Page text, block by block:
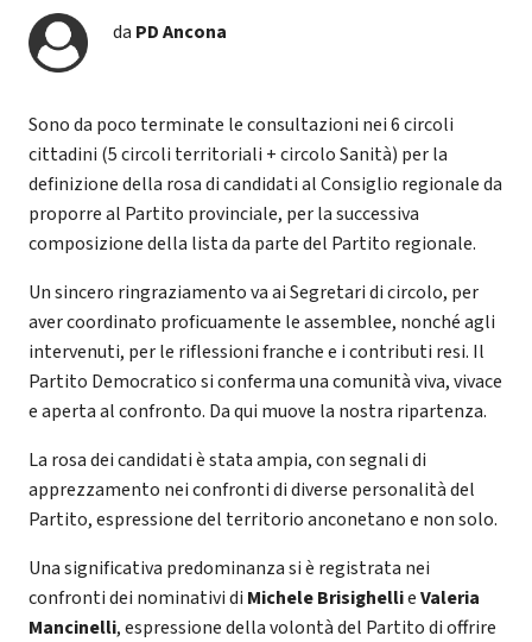
da PD Ancona
Sono da poco terminate le consultazioni nei 6 circoli
cittadini (5 circoli territoriali + circolo Sanità) per la
definizione della rosa di candidati al Consiglio regionale da
proporre al Partito provinciale, per la successiva
composizione della lista da parte del Partito regionale.
Un sincero ringraziamento va ai Segretari di circolo, per
aver coordinato proficuamente le assemblee, nonché agli
intervenuti, per le riflessioni franche e i contributi resi. Il
Partito Democratico si conferma una comunità viva, vivace
e aperta al confronto. Da qui muove la nostra ripartenza.
La rosa dei candidati è stata ampia, con segnali di
apprezzamento nei confronti di diverse personalità del
Partito, espressione del territorio anconetano e non solo.
Una significativa predominanza si è registrata nei
confronti dei nominativi di Michele BrisighellieValeria
Mancinelli, espressione della volontà del Partito di offrire